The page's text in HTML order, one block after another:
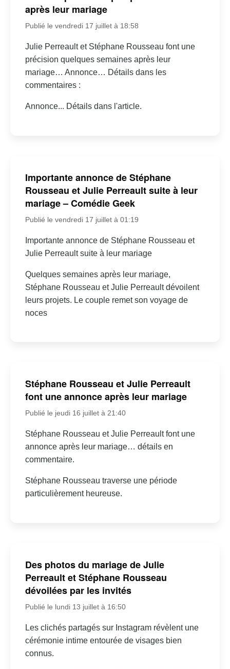
après leur mariage
Publié le vendredi 17 juillet à 18:58
Julie Perreault et Stéphane Rousseau font une
précision quelques semaines après leur
mariage… Annonce… Détails dans les
commentaires :
Annonce... Détails dans l'article.
Importante annonce de Stéphane
Rousseau et Julie Perreault suite à leur
mariage – Comédie Geek
Publié le vendredi 17 juillet à 01:19
Importante annonce de Stéphane Rousseau et
Julie Perreault suite à leur mariage
Quelques semaines après leur mariage,
Stéphane Rousseau et Julie Perreault dévoilent
leurs projets. Le couple remet son voyage de
noces
Stéphane Rousseau et Julie Perreault
font une annonce après leur mariage
Publié le jeudi 16 juillet à 21:40
Stéphane Rousseau et Julie Perreault font une
annonce après leur mariage… détails en
commentaire.
Stéphane Rousseau traverse une période
particulièrement heureuse.
Des photos du mariage de Julie
Perreault et Stéphane Rousseau
dévoilées par les invités
Publié le lundi 13 juillet à 16:50
Les clichés partagés sur Instagram révèlent une
cérémonie intime entourée de visages bien
connus.